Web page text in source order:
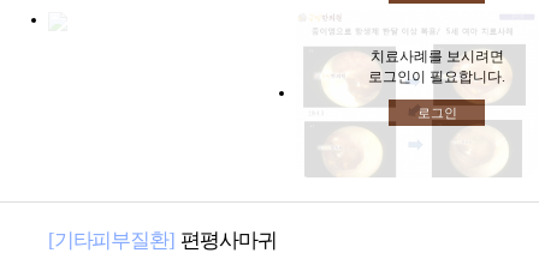
· 원장진료후기
· 카톡상담
· 비급여 진료비용
치료사례를 보시려면
로그인이 필요합니다.
로그인
[기타피부질환]편평사마귀